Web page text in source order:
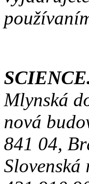
Mlynská
nová
841 04,
Slovenská